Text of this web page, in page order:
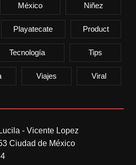
México Niñez
Playatecate Product
Tecnología Tips
Viajes Viral
- Vicente Lopez
Ciudad de México